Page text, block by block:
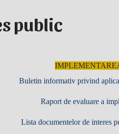
public
Buletin informativ privind
Raport de evaluare a
Lista documentelor de interes